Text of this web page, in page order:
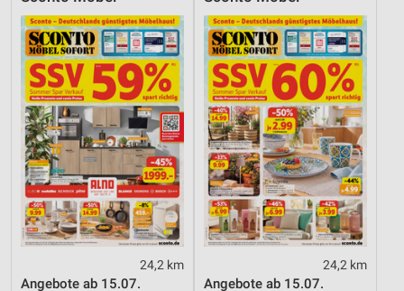
24,2 km
Angebote ab 15.07.
24,2 km
Angebote ab 15.07.